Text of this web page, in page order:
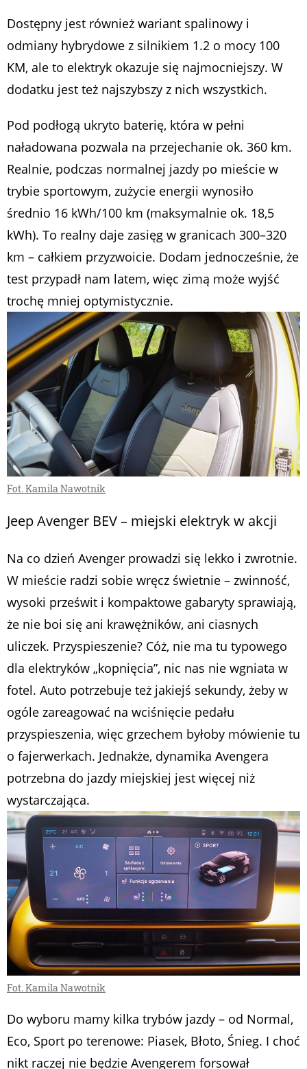
Dostępny jest również wariant spalinowy i
odmiany hybrydowe z silnikiem 1.2 o mocy 100
KM, ale to elektryk okazuje się najmocniejszy. W
dodatku jest też najszybszy z nich wszystkich.
Pod podłogą ukryto baterię, która w pełni
naładowana pozwala na przejechanie ok. 360 km.
Realnie, podczas normalnej jazdy po mieście w
trybie sportowym, zużycie energii wynosiło
średnio 16 kWh/100 km (maksymalnie ok. 18,5
kWh). To realny daje zasięg w granicach 300–320
km – całkiem przyzwoicie. Dodam jednocześnie, że
test przypadł nam latem, więc zimą może wyjść
trochę mniej optymistycznie.
Fot. Kamila Nawotnik
Jeep Avenger BEV – miejski elektryk w akcji
Na co dzień Avenger prowadzi się lekko i zwrotnie.
W mieście radzi sobie wręcz świetnie – zwinność,
wysoki prześwit i kompaktowe gabaryty sprawiają,
że nie boi się ani krawężników, ani ciasnych
uliczek. Przyspieszenie? Cóż, nie ma tu typowego
dla elektryków „kopnięcia”, nic nas nie wgniata w
fotel. Auto potrzebuje też jakiejś sekundy, żeby w
ogóle zareagować na wciśnięcie pedału
przyspieszenia, więc grzechem byłoby mówienie tu
o fajerwerkach. Jednakże, dynamika Avengera
potrzebna do jazdy miejskiej jest więcej niż
wystarczająca.
Fot. Kamila Nawotnik
Do wyboru mamy kilka trybów jazdy – od Normal,
Eco, Sport po terenowe: Piasek, Błoto, Śnieg. I choć
nikt raczej nie będzie Avengerem forsował